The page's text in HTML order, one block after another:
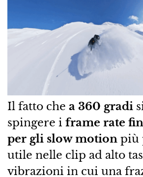
Il fatto che a 360 gradi
spingere i frame rate
per gli slow motionpiù
utile nelle clip ad alto
vibrazioni in cui una